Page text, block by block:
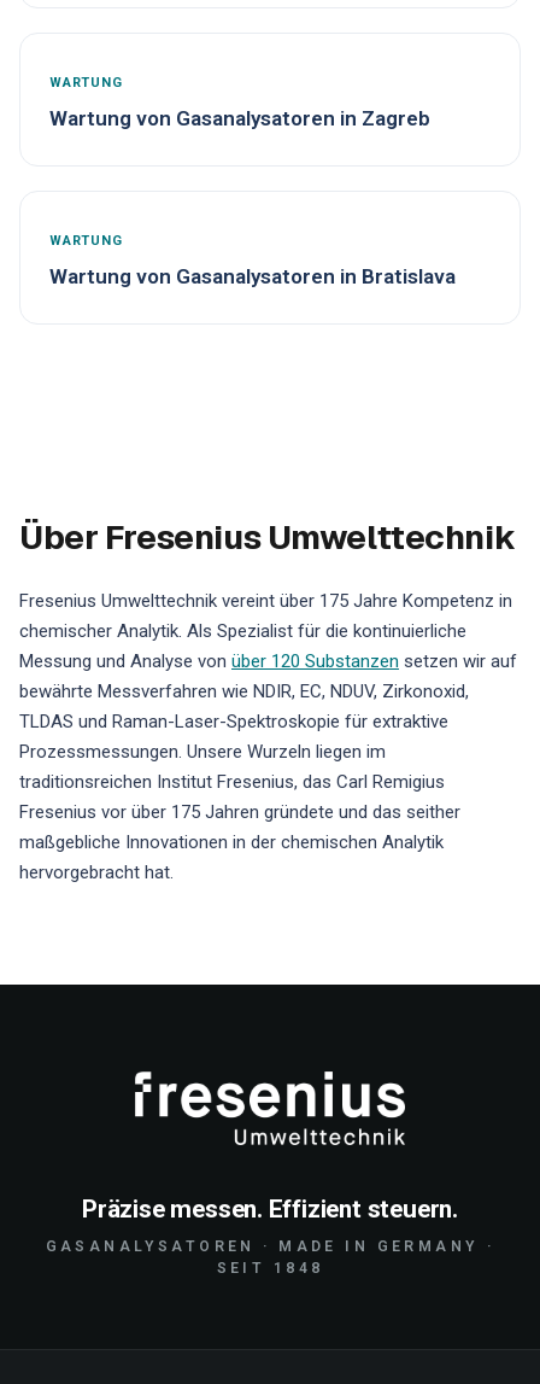
WARTUNG
Wartung von Gasanalysatoren in Zagreb
WARTUNG
Wartung von Gasanalysatoren in Bratislava
Über Fresenius Umwelttechnik
Fresenius Umwelttechnik vereint über 175 Jahre Kompetenz in
chemischer Analytik. Als Spezialist für die kontinuierliche
Messung und Analyse von über 120 Substanzen setzen wir auf
bewährte Messverfahren wie NDIR, EC, NDUV, Zirkonoxid,
TLDAS und Raman-Laser-Spektroskopie für extraktive
Prozessmessungen. Unsere Wurzeln liegen im
traditionsreichen Institut Fresenius, das Carl Remigius
Fresenius vor über 175 Jahren gründete und das seither
maßgebliche Innovationen in der chemischen Analytik
hervorgebracht hat.
Präzise messen. Effizient steuern.
GASANALYSATOREN · MADE IN GERMANY ·
SEIT 1848